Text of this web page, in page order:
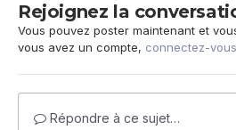
Rejoignez la
Vous pouvez poster maintenant et
vous avez un compte, connectez-
Répondre à ce sujet…